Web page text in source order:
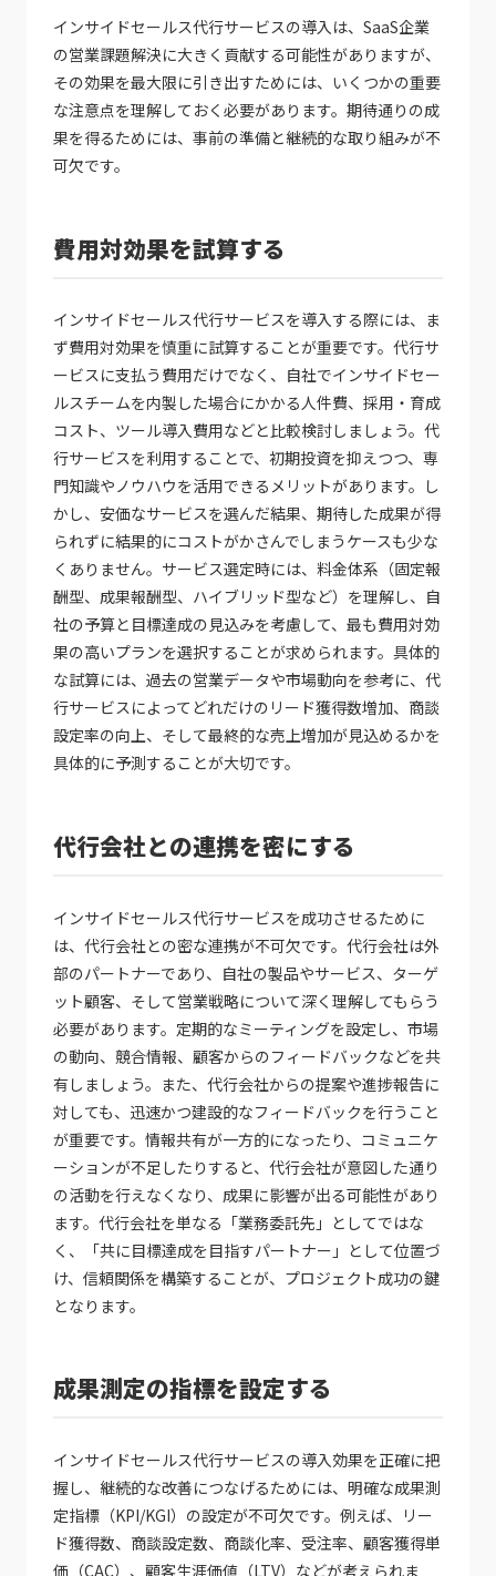
インサイドセールス代行サービスの導入は、SaaS企業
の営業課題解決に大きく貢献する可能性がありますが、
その効果を最大限に引き出すためには、いくつかの重要
な注意点を理解しておく必要があります。期待通りの成
果を得るためには、事前の準備と継続的な取り組みが不
可欠です。
費用対効果を試算する
インサイドセールス代行サービスを導入する際には、ま
ず費用対効果を慎重に試算することが重要です。代行サ
ービスに支払う費用だけでなく、自社でインサイドセー
ルスチームを内製した場合にかかる人件費、採用・育成
コスト、ツール導入費用などと比較検討しましょう。代
行サービスを利用することで、初期投資を抑えつつ、専
門知識やノウハウを活用できるメリットがあります。し
かし、安価なサービスを選んだ結果、期待した成果が得
られずに結果的にコストがかさんでしまうケースも少な
くありません。サービス選定時には、料金体系（固定報
酬型、成果報酬型、ハイブリッド型など）を理解し、自
社の予算と目標達成の見込みを考慮して、最も費用対効
果の高いプランを選択することが求められます。具体的
な試算には、過去の営業データや市場動向を参考に、代
行サービスによってどれだけのリード獲得数増加、商談
設定率の向上、そして最終的な売上増加が見込めるかを
具体的に予測することが大切です。
代行会社との連携を密にする
インサイドセールス代行サービスを成功させるために
は、代行会社との密な連携が不可欠です。代行会社は外
部のパートナーであり、自社の製品やサービス、ターゲ
ット顧客、そして営業戦略について深く理解してもらう
必要があります。定期的なミーティングを設定し、市場
の動向、競合情報、顧客からのフィードバックなどを共
有しましょう。また、代行会社からの提案や進捗報告に
対しても、迅速かつ建設的なフィードバックを行うこと
が重要です。情報共有が一方的になったり、コミュニケ
ーションが不足したりすると、代行会社が意図した通り
の活動を行えなくなり、成果に影響が出る可能性があり
ます。代行会社を単なる「業務委託先」としてではな
く、「共に目標達成を目指すパートナー」として位置づ
け、信頼関係を構築することが、プロジェクト成功の鍵
となります。
成果測定の指標を設定する
インサイドセールス代行サービスの導入効果を正確に把
握し、継続的な改善につなげるためには、明確な成果測
定指標（KPI/KGI）の設定が不可欠です。例えば、リー
ド獲得数、商談設定数、商談化率、受注率、顧客獲得単
価（CAC）、顧客生涯価値（LTV）などが考えられま